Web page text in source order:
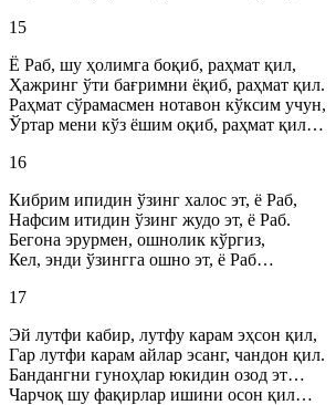
15
Ё Раб, шу ҳолимга боқиб, раҳмат қил,
Ҳажринг ўти бағримни ёқиб, раҳмат қил.
Раҳмат сўрамасмен нотавон кўксим учун,
Ўртар мени кўз ёшим оқиб, раҳмат қил…
16
Кибрим ипидин ўзинг халос эт, ё Раб,
Нафсим итидин ўзинг жудо эт, ё Раб.
Бегона эрурмен, ошнолик кўргиз,
Кел, энди ўзингга ошно эт, ё Раб…
17
Эй лутфи кабир, лутфу карам эҳсон қил,
Гар лутфи карам айлар эсанг, чандон қил.
Бандангни гуноҳлар юкидин озод эт…
Чарчоқ шу фақирлар ишини осон қил…